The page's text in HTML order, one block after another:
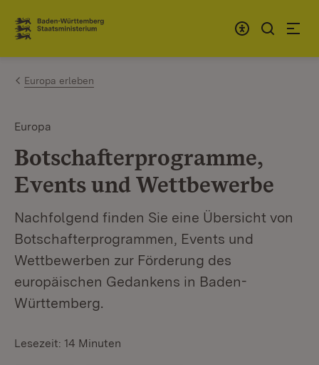
Zum Inhalt springen
Link zur Startseite
Europa erleben
Europa
Botschafterprogramme,
Events und Wettbewerbe
Nachfolgend finden Sie eine Übersicht von
Botschafterprogrammen, Events und
Wettbewerben zur Förderung des
europäischen Gedankens in Baden-
Württemberg.
Lesezeit: 14 Minuten